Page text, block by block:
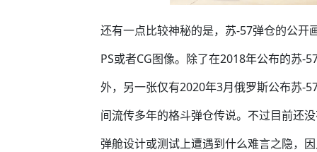
还有一点比较神秘的是，苏-57弹仓的公开
PS或者CG图像。除了在2018年公布的苏-
外，另一张仅有2020年3月俄罗斯公布苏-
间流传多年的格斗弹仓传说。不过目前还
弹舱设计或测试上遭遇到什么难言之隐，